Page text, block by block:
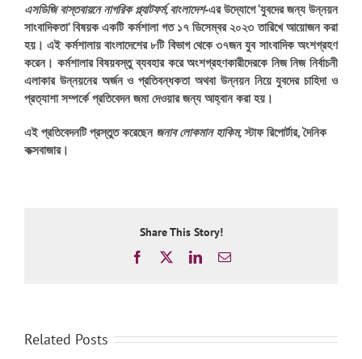
এসডিজি বাস্তবায়নে নাগরিক প্ল্যাটফর্ম, বাংলাদেশ-এর উদ্যোগে‘যুবদের জন্য উন্নয়ন
সাংবাদিকতা’ বিষয়ক একটি কর্মশালা গত১৭ ডিসেম্বর ২০২৩ তারিখে আয়োজন করা
হয়। এই কর্মশালায় বাংলাদেশের ৮টি বিভাগ থেকে ৩৭জন যুব সাংবাদিক অংশগ্রহণ
করেন। কর্মশালার বিষয়বস্তু ব্যবহার করে অংশগ্রহণকারীদেরকে নিজ নিজ নির্বাচনী
এলাকার উন্নয়নের অর্জন ও প্রতিবন্ধকতা অথবা উন্নয়ন নিয়ে যুবদের চাহিদা ও
প্রত্যাশা সম্পর্কে প্রতিবেদন জমা দেওয়ার জন্য আহ্বান করা হয়।
এই প্রতিবেদনটি প্রস্তুত করেছেন জনাব লোকমান হাকিম,স্টাফ রিপোর্টার, দৈনিক
কক্সবাজার।
Share This Story!
Facebook LinkedInEmail
Related Posts